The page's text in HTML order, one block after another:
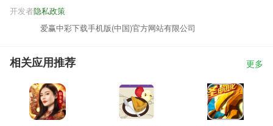
隐私政策
开发者
爱赢中彩下载手机版(中国)官方网站有限公司
相关应用推荐 更多